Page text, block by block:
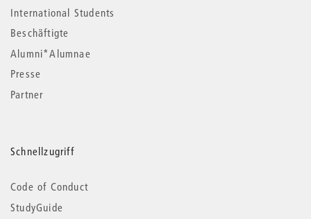
International Students
Beschäftigte
Alumni*Alumnae
Presse
Partner
Schnellzugriff
Code of Conduct
StudyGuide